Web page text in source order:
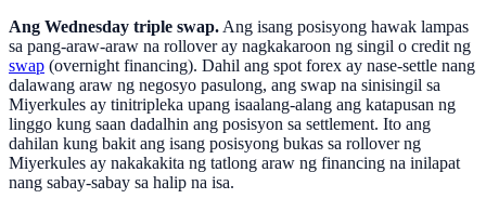
Ang Wednesday triple swap. Ang isang posisyong hawak lampas
sa pang-araw-araw na rollover ay nagkakaroon ng singil o credit ng
swap (overnight financing). Dahil ang spot forex ay nase-settle nang
dalawang araw ng negosyo pasulong, ang swap na sinisingil sa
Miyerkules ay tinitripleka upang isaalang-alang ang katapusan ng
linggo kung saan dadalhin ang posisyon sa settlement. Ito ang
dahilan kung bakit ang isang posisyong bukas sa rollover ng
Miyerkules ay nakakakita ng tatlong araw ng financing na inilapat
nang sabay-sabay sa halip na isa.